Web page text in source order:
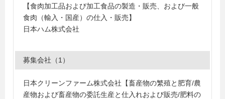
【食肉加工品および加工食品の製造・販売、および一般
食肉（輸入・国産）の仕入・販売】
日本ハム株式会社
募集会社（1）
日本クリーンファーム株式会社【畜産物の繁殖と肥育/農
産物および畜産物の委託生産と仕入れおよび販売/肥料の